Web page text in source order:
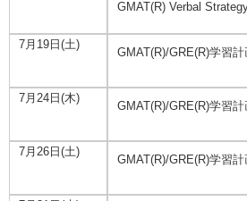
GMAT(R) Verbal
7月19日(土)
GMAT(R)/GRE(R)学習計
7月24日(木)
GMAT(R)/GRE(R)学習計
7月26日(土)
GMAT(R)/GRE(R)学習計